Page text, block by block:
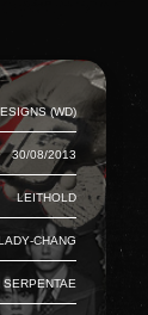
(WD)
30/08/2013
Leithold
Chang
Serpentae